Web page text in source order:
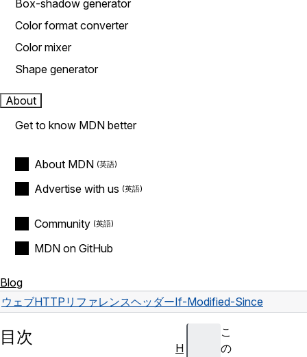
Box-shadow generator
Color format converter
Color mixer
Shape generator
About
Get to know MDN better
About MDN
Advertise with us
Community
MDN on GitHub
Blog
ウェブHTTP リファレンスヘッダーIf-Modified-Since
こ
の
目次
H